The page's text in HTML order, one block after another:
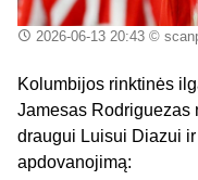
2026-06-13 20:43©
Kolumbijos rinktinės
Jamesas Rodriguezas
draugui Luisui Diazui ir
apdovanojimą: